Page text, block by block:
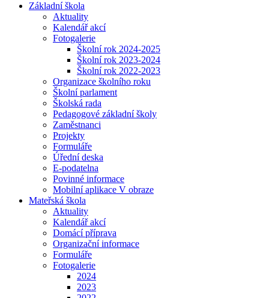
Základní škola
Aktuality
Kalendář akcí
Fotogalerie
Školní rok 2024-2025
Školní rok 2023-2024
Školní rok 2022-2023
Organizace školního roku
Školní parlament
Školská rada
Pedagogové základní školy
Zaměstnanci
Projekty
Formuláře
Úřední deska
E-podatelna
Povinné informace
Mobilní aplikace V obraze
Mateřská škola
Aktuality
Kalendář akcí
Domácí příprava
Organizační informace
Formuláře
Fotogalerie
2024
2023